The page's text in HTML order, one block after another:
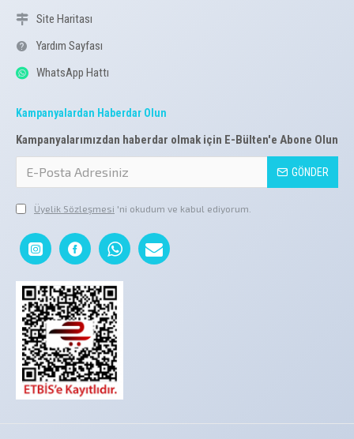
Site Haritası
Yardım Sayfası
WhatsApp Hattı
Kampanyalardan Haberdar Olun
Kampanyalarımızdan haberdar olmak için E-Bülten'e Abone Olun
GÖNDER
Üyelik Sözleşmesi 'ni okudum ve kabul ediyorum.